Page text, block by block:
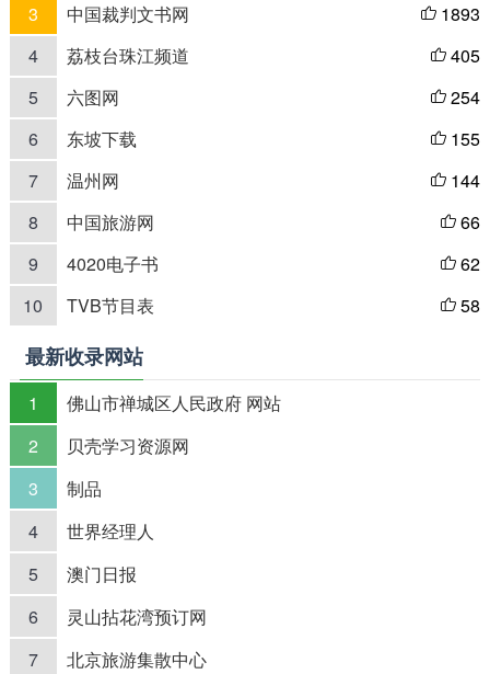
3
中国裁判文书网  1893
4
荔枝台珠江频道  405
5
六图网  254
6
东坡下载  155
7
温州网  144
8
中国旅游网  66
9
4020电子书  62
10
TVB节目表  58
最新收录网站
1
佛山市禅城区人民政府 网站
2
贝壳学习资源网
3
制品
4
世界经理人
5
澳门日报
6
灵山拈花湾预订网
7
北京旅游集散中心